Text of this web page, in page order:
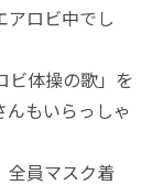
アロビ中でし
ビ体操の歌」を
もいらっしゃ
全員マスク着